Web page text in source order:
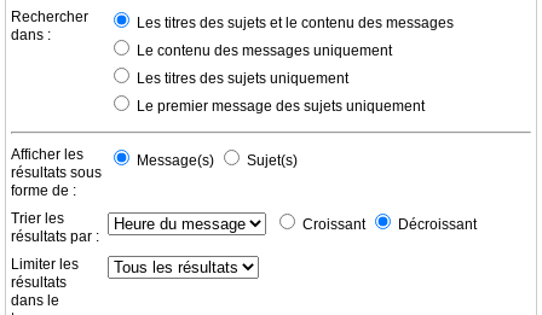
Rechercher
dans :
Les titres des sujets et le contenu des messages
Le contenu des messages uniquement
Les titres des sujets uniquement
Le premier message des sujets uniquement
Afficher les
résultats sous
forme de :
Message(s) Sujet(s)
Trier les
résultats par :
Croissant Décroissant
Limiter les
résultats
dans le